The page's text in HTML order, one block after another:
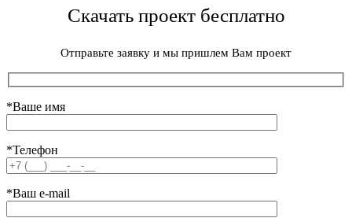
Скачать проект бесплатно
Отправьте заявку и мы пришлем Вам проект
*Ваше имя
*Телефон
*Ваш e-mail